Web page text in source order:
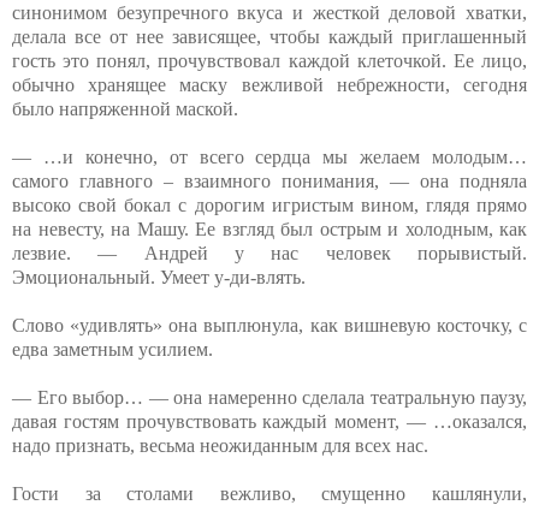
синонимом безупречного вкуса и жесткой деловой хватки,
делала все от нее зависящее, чтобы каждый приглашенный
гость это понял, прочувствовал каждой клеточкой. Ее лицо,
обычно хранящее маску вежливой небрежности, сегодня
было напряженной маской.
— …и конечно, от всего сердца мы желаем молодым…
самого главного – взаимного понимания, — она подняла
высоко свой бокал с дорогим игристым вином, глядя прямо
на невесту, на Машу. Ее взгляд был острым и холодным, как
лезвие. — Андрей у нас человек порывистый.
Эмоциональный. Умеет у-ди-влять.
Слово «удивлять» она выплюнула, как вишневую косточку, с
едва заметным усилием.
— Его выбор… — она намеренно сделала театральную паузу,
давая гостям прочувствовать каждый момент, — …оказался,
надо признать, весьма неожиданным для всех нас.
Гости за столами вежливо, смущенно кашлянули,